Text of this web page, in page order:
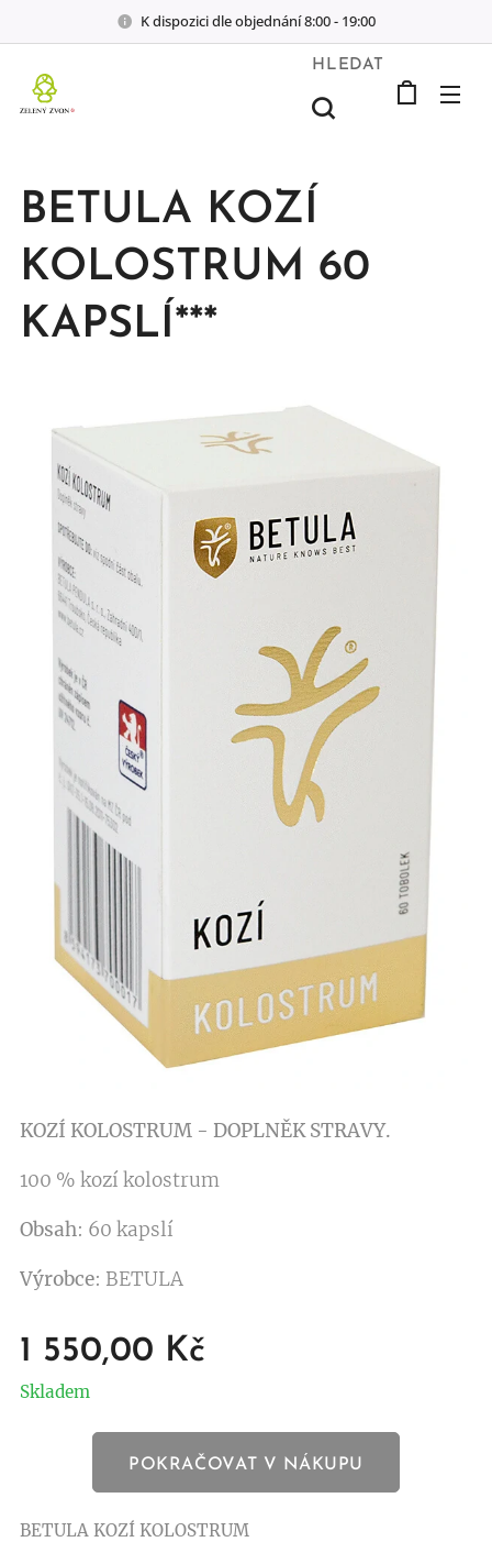
K dispozici dle objednání 8:00 - 19:00
HLEDAT
BETULA KOZÍ
KOLOSTRUM 60
KAPSLÍ***
KOZÍ KOLOSTRUM - DOPLNĚK STRAVY.
100 % kozí kolostrum
Obsah: 60 kapslí
Výrobce: BETULA
1 550,00 Kč
Skladem
POKRAČOVAT V NÁKUPU
BETULA KOZÍ KOLOSTRUM